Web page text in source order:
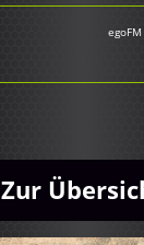
Zur